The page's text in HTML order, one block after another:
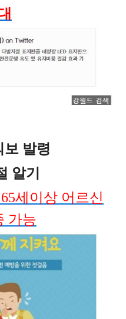
보 발령
알기
65세이상 어르신
가능